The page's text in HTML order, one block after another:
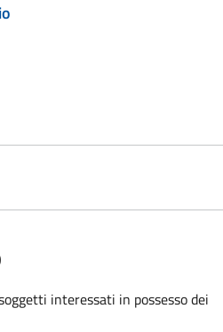
interessati in possesso dei